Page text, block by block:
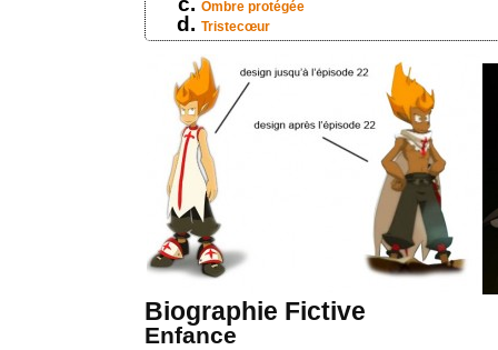
Ombre protégée
Tristecœur
Biographie Fictive
Enfance